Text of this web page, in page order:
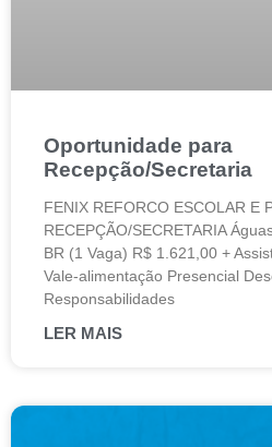
Oportunidade para
Recepção/Secretaria
FENIX REFORCO ESCOLAR E
RECEPÇÃO/SECRETARIA
BR (1 Vaga) R$ 1.621,00 +
Vale-alimentação Presencial
Responsabilidades
LER MAIS